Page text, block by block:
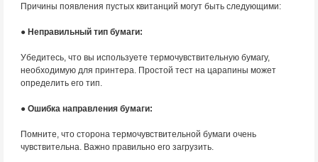
Причины появления пустых квитанций могут быть следующими:
● Неправильный тип бумаги:
Убедитесь, что вы используете термочувствительную бумагу,
необходимую для принтера. Простой тест на царапины может
определить его тип.
● Ошибка направления бумаги:
Помните, что сторона термочувствительной бумаги очень
чувствительна. Важно правильно его загрузить.